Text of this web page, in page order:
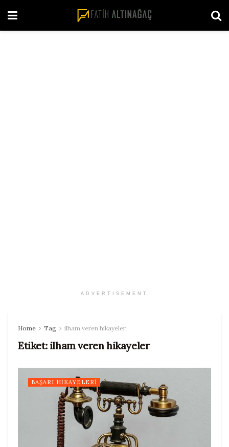
ADVERTISEMENT
Home Tag ilham veren hikayeler
Etiket: ilham veren hikayeler
BAŞARI HIKAYELERI